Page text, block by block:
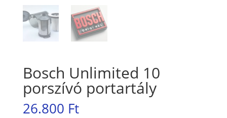
Bosch Unlimited 10
porszívó portartály
26.800 Ft